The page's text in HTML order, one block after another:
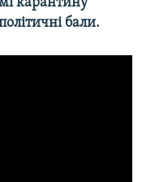
карантину
бали.